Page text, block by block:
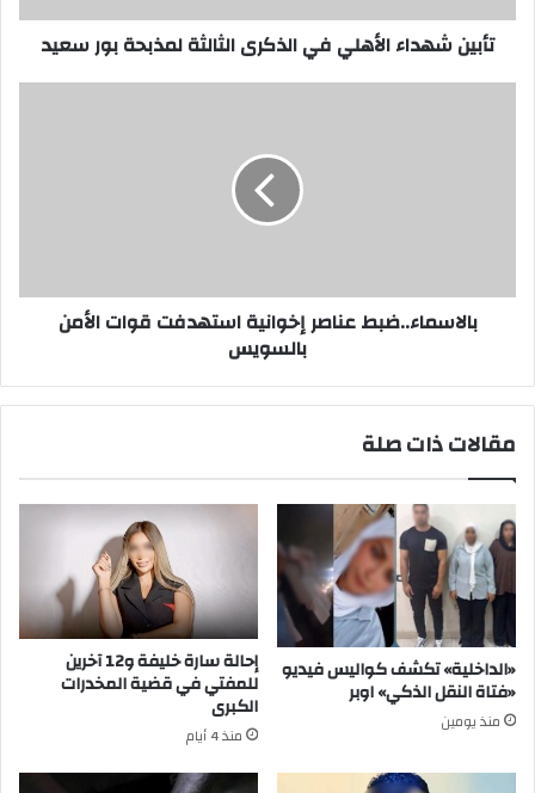
سعيد
تأبين شهداء الأهلي في الذكرى الثالثة لمذبحة بور سعيد
بالاسماء..ضبط عناصر إخوانية استهدفت قوات الأمن
بالسويس
مقالات ذات صلة
«الداخلية» تكشف كواليس فيديو
«فتاة النقل الذكي» اوبر
منذ يومين
إحالة سارة خليفة و12 آخرين
للمفتي في قضية المخدرات
الكبرى
منذ 4 أيام